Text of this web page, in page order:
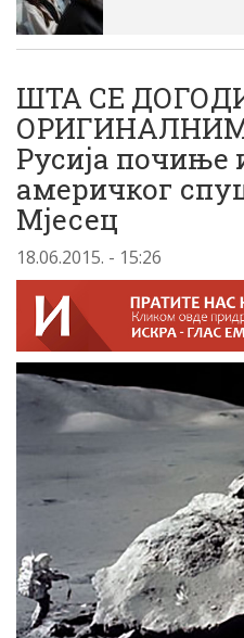
ШТА СЕ
Русија почиње
америчког
Мјесец
18.06.2015. - 15:26